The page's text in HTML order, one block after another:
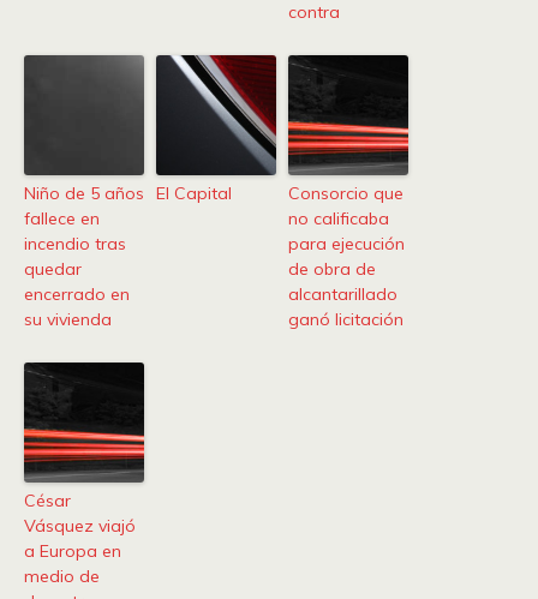
contra
Niño de 5 años
fallece en
incendio tras
quedar
encerrado en
su vivienda
El Capital
Consorcio que
no calificaba
para ejecución
de obra de
alcantarillado
ganó licitación
César
Vásquez viajó
a Europa en
medio de